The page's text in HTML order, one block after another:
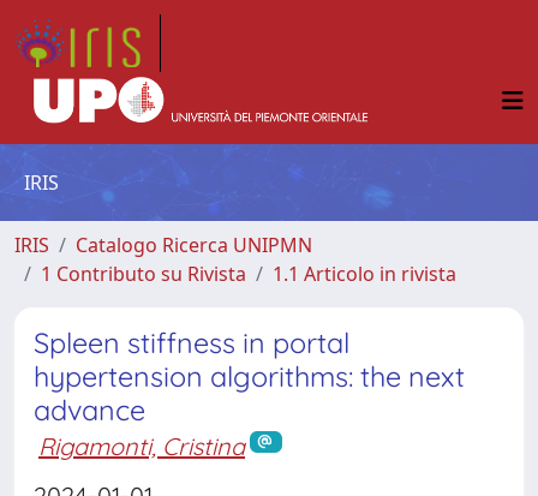
IRIS
IRIS
Catalogo Ricerca UNIPMN
1 Contributo su Rivista
1.1 Articolo in rivista
Spleen stiffness in portal
hypertension algorithms: the next
advance
Rigamonti, Cristina